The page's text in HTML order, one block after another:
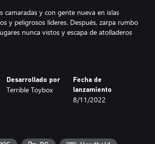
camaradas y con gente nueva en islas
y peligrosos líderes. Después, zarpa rumbo
nunca vistos y escapa de atolladeros
situaciones y devastadoras
gráficas de piratas
de las aventuras gráficas llega a la era
piratas intrépidos resolverán puzles y
árboles de diálogo con reacciones y
comodísimo: ¡ser pirata nunca ha sido
Desarrollado por
Terrible Toybox
Fecha de
lanzamiento
8/11/2022